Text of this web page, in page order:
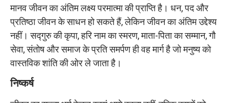
मानव जीवन का अंतिम लक्ष्य परमात्मा की प्राप्ति है। धन, पद और
प्रतिष्ठा जीवन के साधन हो सकते हैं, लेकिन जीवन का अंतिम उद्देश्य
नहीं। सद्गुरु की कृपा, हरि नाम का स्मरण, माता-पिता का सम्मान, गौ
सेवा, संतोष और समाज के प्रति समर्पण ही वह मार्ग है जो मनुष्य को
वास्तविक शांति की ओर ले जाता है।
निष्कर्ष